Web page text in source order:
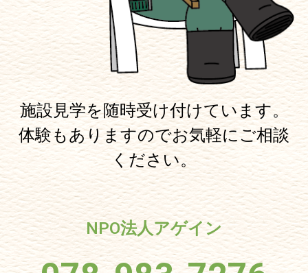
施設見学を随時受け付けています。
体験もありますのでお気軽にご相談
ください。
NPO法人アゲイン